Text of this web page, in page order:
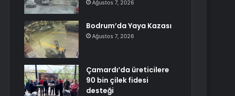
Ağustos 7, 2026
Bodrum’da Yaya Kazası
Ağustos 7, 2026
Çamardı’da üreticilere
90 bin çilek fidesi
desteği